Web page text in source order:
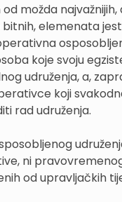
možda najvažnijih,
elemenata
koje svoju
udruženja, a,
koji
rad udruženja.
ni
od upravljačkih